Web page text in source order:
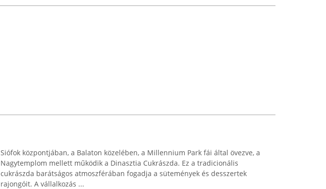
Siófok központjában, a Balaton közelében, a Millennium Park fái által övezve, a
Nagytemplom mellett működik a Dinasztia Cukrászda. Ez a tradicionális
cukrászda barátságos atmoszférában fogadja a sütemények és desszertek
rajongóit. A vállalkozás ...